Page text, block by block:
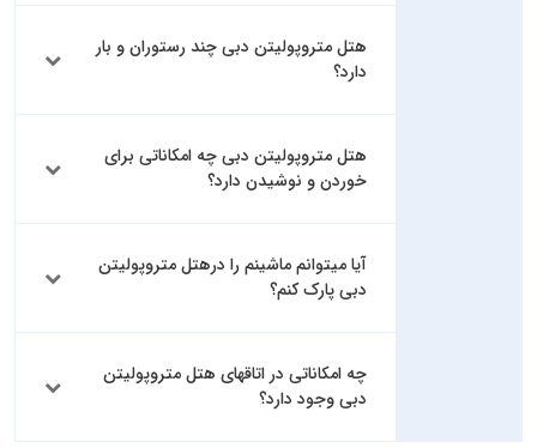
هتل متروپولیتن دبی چند رستوران و بار
دارد؟
هتل متروپولیتن دبی چه امکاناتی برای
خوردن و نوشیدن دارد؟
آیا میتوانم ماشینم را درهتل متروپولیتن
دبی پارک کنم؟
چه امکاناتی در اتاقهای هتل متروپولیتن
دبی وجود دارد؟